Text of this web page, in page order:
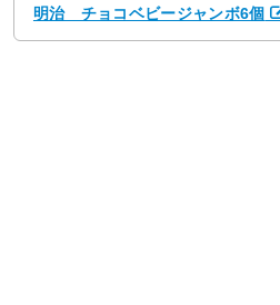
明治 チョコベビージャンボ6個